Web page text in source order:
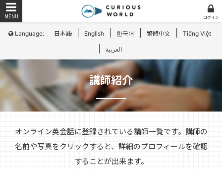
Language: 日本語 English 한국어 繁體中文 Tiếng Việt
العربية
ログイン
講師紹介
オンライン英会話に登録されている講師一覧です。講師の
名前や写真をクリックすると、詳細のプロフィールを確認
することが出来ます。